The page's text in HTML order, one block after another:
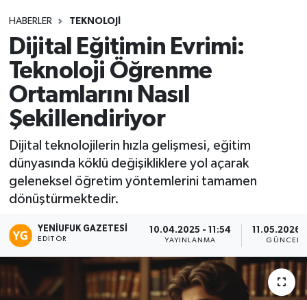
HABERLER TEKNOLOJİ
Dijital Eğitimin Evrimi:
Teknoloji Öğrenme
Ortamlarını Nasıl
Şekillendiriyor
Dijital teknolojilerin hızla gelişmesi, eğitim
dünyasında köklü değişikliklere yol açarak
geleneksel öğretim yöntemlerini tamamen
dönüştürmektedir.
YENIUFUK GAZETESI
EDITÖR
10.04.2025 - 11:54
YAYINLANMA
11.05.2026
Süper Lig Puan Durumu ve Fikstür
Tüm Manşetler
Son Dakika Haberleri